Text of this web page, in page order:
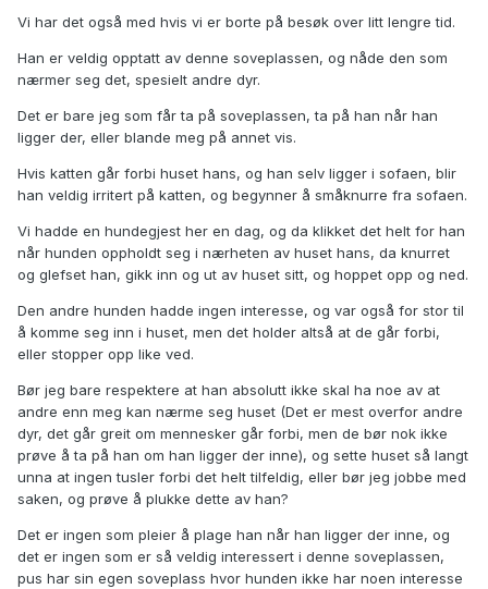
Vi har det også med hvis vi er borte på besøk over litt lengre tid.
Han er veldig opptatt av denne soveplassen, og nåde den som
nærmer seg det, spesielt andre dyr.
Det er bare jeg som får ta på soveplassen, ta på han når han
ligger der, eller blande meg på annet vis.
Hvis katten går forbi huset hans, og han selv ligger i sofaen, blir
han veldig irritert på katten, og begynner å småknurre fra sofaen.
Vi hadde en hundegjest her en dag, og da klikket det helt for han
når hunden oppholdt seg i nærheten av huset hans, da knurret
og glefset han, gikk inn og ut av huset sitt, og hoppet opp og ned.
Den andre hunden hadde ingen interesse, og var også for stor til
å komme seg inn i huset, men det holder altså at de går forbi,
eller stopper opp like ved.
Bør jeg bare respektere at han absolutt ikke skal ha noe av at
andre enn meg kan nærme seg huset (Det er mest overfor andre
dyr, det går greit om mennesker går forbi, men de bør nok ikke
prøve å ta på han om han ligger der inne), og sette huset så langt
unna at ingen tusler forbi det helt tilfeldig, eller bør jeg jobbe med
saken, og prøve å plukke dette av han?
Det er ingen som pleier å plage han når han ligger der inne, og
det er ingen som er så veldig interessert i denne soveplassen,
pus har sin egen soveplass hvor hunden ikke har noen interesse